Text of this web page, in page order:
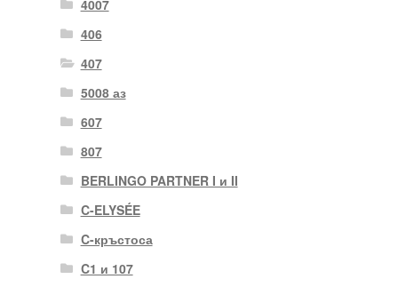
4007
406
407
5008 аз
607
807
BERLINGO PARTNER I и II
C-ELYSÉE
C-кръстоса
C1 и 107